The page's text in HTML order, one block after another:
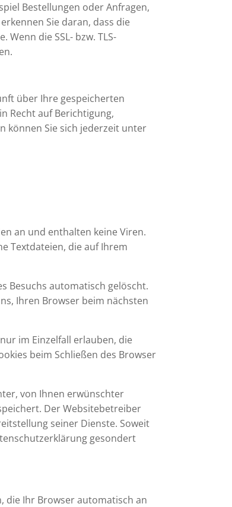
Bestellungen oder Anfragen,
Sie daran, dass die
die SSL- bzw. TLS-
über Ihre gespeicherten
Recht auf Berichtigung,
können Sie sich jederzeit unter
an und enthalten keine Viren.
Textdateien, die auf Ihrem
Besuchs automatisch gelöscht.
Ihren Browser beim nächsten
im Einzelfall erlauben, die
beim Schließen des Browser
von Ihnen erwünschter
Der Websitebetreiber
seiner Dienste. Soweit
gesondert
die Ihr Browser automatisch an